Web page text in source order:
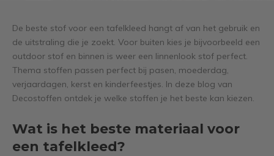
De beste stof voor een tafelkleed hangt af van het gebruik en
de uitstraling die je zoekt. Voor buiten kies je bijvoorbeeld een
outdoor stof en binnen is weer een linnenlook stof perfect.
Thema stoffen passen perfect bij pasen, moederdag,
verjaardagen, kerst en kinderfeestjes. In deze blog van
Decostoffen ontdek je welke stoffen je het beste kan kiezen.
Wat is het beste materiaal voor
een tafelkleed?